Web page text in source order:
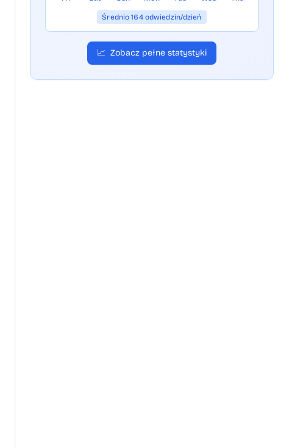
Średnio 164 odwiedzin/dzień
📈 Zobacz pełne statystyki